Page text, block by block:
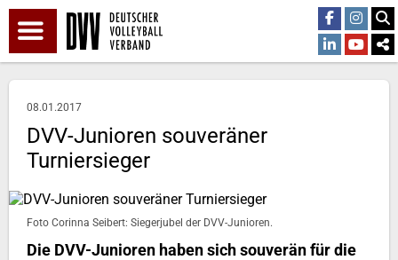
08.01.2017
DVV-Junioren souveräner
Turniersieger
Foto Corinna Seibert: Siegerjubel der DVV-Junioren.
Die DVV-Junioren haben sich souverän für die